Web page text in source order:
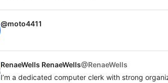
@moto4411
RenaeWells RenaeWells@RenaeWells
I’m a dedicated computer clerk with strong